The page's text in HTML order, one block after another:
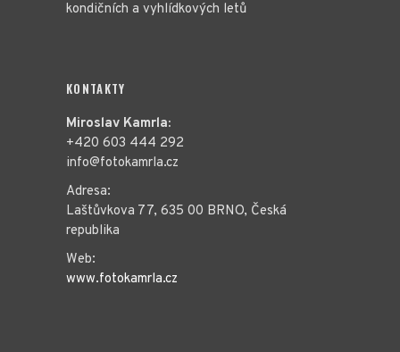
kondičních a vyhlídkových letů
KONTAKTY
Miroslav Kamrla:
+420 603 444 292
info@fotokamrla.cz
Adresa:
Laštůvkova 77, 635 00 BRNO, Česká
republika
Web:
www.fotokamrla.cz